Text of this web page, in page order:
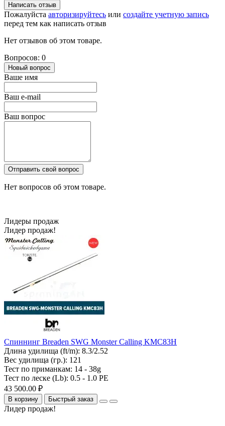
Написать отзыв
Пожалуйста авторизируйтесь или создайте учетную запись
перед тем как написать отзыв
Нет отзывов об этом товаре.
Вопросов: 0
Новый вопрос
Ваше имя
Ваш e-mail
Ваш вопрос
Отправить свой вопрос
Нет вопросов об этом товаре.
Лидеры продаж
Лидер продаж!
Спиннинг Breaden SWG Monster Calling KMC83H
Длина удилища (ft/m): 8.3/2.52
Вес удилища (гр.): 121
Тест по приманкам: 14 - 38g
Тест по леске (Lb): 0.5 - 1.0 PE
43 500.00 ₽
В корзину Быстрый заказ
Лидер продаж!